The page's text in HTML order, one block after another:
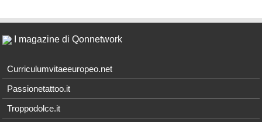
I magazine di Qonnetwork
Curriculumvitaeeuropeo.net
Passionetattoo.it
Troppodolce.it